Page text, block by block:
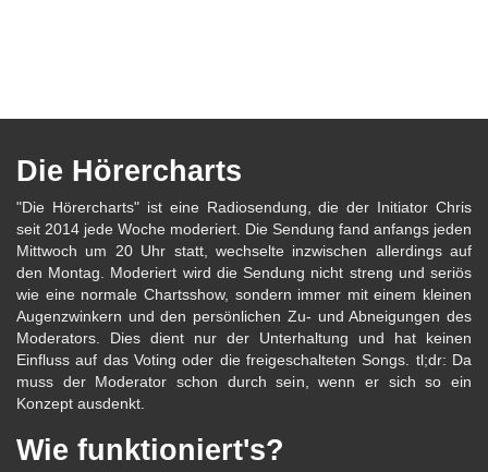
Die Hörercharts
"Die Hörercharts" ist eine Radiosendung, die der Initiator Chris
seit 2014 jede Woche moderiert. Die Sendung fand anfangs jeden
Mittwoch um 20 Uhr statt, wechselte inzwischen allerdings auf
den Montag. Moderiert wird die Sendung nicht streng und seriös
wie eine normale Chartsshow, sondern immer mit einem kleinen
Augenzwinkern und den persönlichen Zu- und Abneigungen des
Moderators. Dies dient nur der Unterhaltung und hat keinen
Einfluss auf das Voting oder die freigeschalteten Songs. tl;dr: Da
muss der Moderator schon durch sein, wenn er sich so ein
Konzept ausdenkt.
Wie funktioniert's?